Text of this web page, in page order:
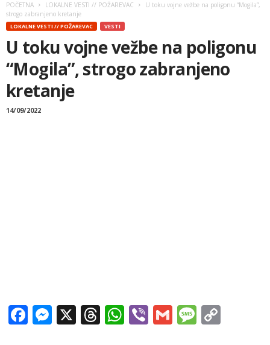
POČETNA LOKALNE VESTI // POŽAREVAC
U toku vojne vežbe na poligonu “Mogila”,
strogo zabranjeno kretanje
LOKALNE VESTI // POŽAREVAC VESTI
U toku vojne vežbe na poligonu
“Mogila”, strogo zabranjeno
kretanje
14/09/2022
Facebook
Messenger
X Threads
WhatsApp
ViberGmail